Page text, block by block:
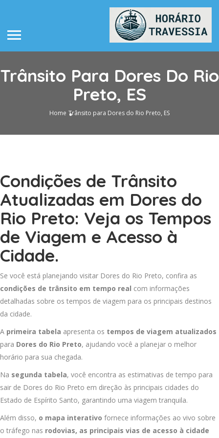
Trânsito Para Dores Do Rio
Preto, ES
Home Trânsito para Dores do Rio Preto, ES
Condições de Trânsito
Atualizadas em Dores do
Rio Preto: Veja os Tempos
de Viagem e Acesso à
Cidade.
Se você está planejando visitar Dores do Rio Preto, confira as
condições de trânsito em tempo real com informações
detalhadas sobre os tempos de viagem para os principais destinos
da cidade.
A primeira tabela apresenta os tempos de viagem atualizados
para Dores do Rio Preto, ajudando você a planejar o melhor
horário para sua chegada.
Na segunda tabela, você encontra as estimativas de tempo para
sair de Dores do Rio Preto em direção às principais cidades do
Estado de Espírito Santo, garantindo uma viagem tranquila.
Além disso, o mapa interativo fornece informações ao vivo sobre
o tráfego nas rodovias, as principais vias de acesso à cidade